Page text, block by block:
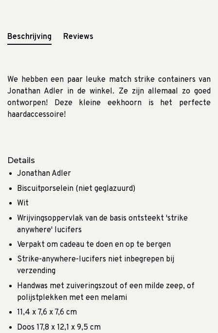
Beschrijving Reviews
We hebben een paar leuke match strike containers van
Jonathan Adler in de winkel. Ze zijn allemaal zo goed
ontworpen!
Deze kleine eekhoorn is het perfecte
haardaccessoire!
Details
Jonathan Adler
Biscuitporselein (niet geglazuurd)
Wit
Wrijvingsoppervlak van de basis ontsteekt 'strike
anywhere' lucifers
Verpakt om cadeau te doen en op te bergen
Strike-anywhere-lucifers niet inbegrepen bij
verzending
Handwas met zuiveringszout of een milde zeep, of
polijstplekken met een melami
11,4 x 7,6 x 7,6 cm
Doos 17,8 x 12,1 x 9,5 cm